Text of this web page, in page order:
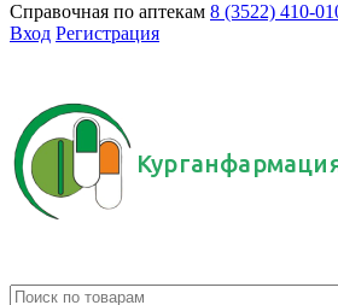
Справочная по аптекам 8 (3522) 410-
Вход Регистрация